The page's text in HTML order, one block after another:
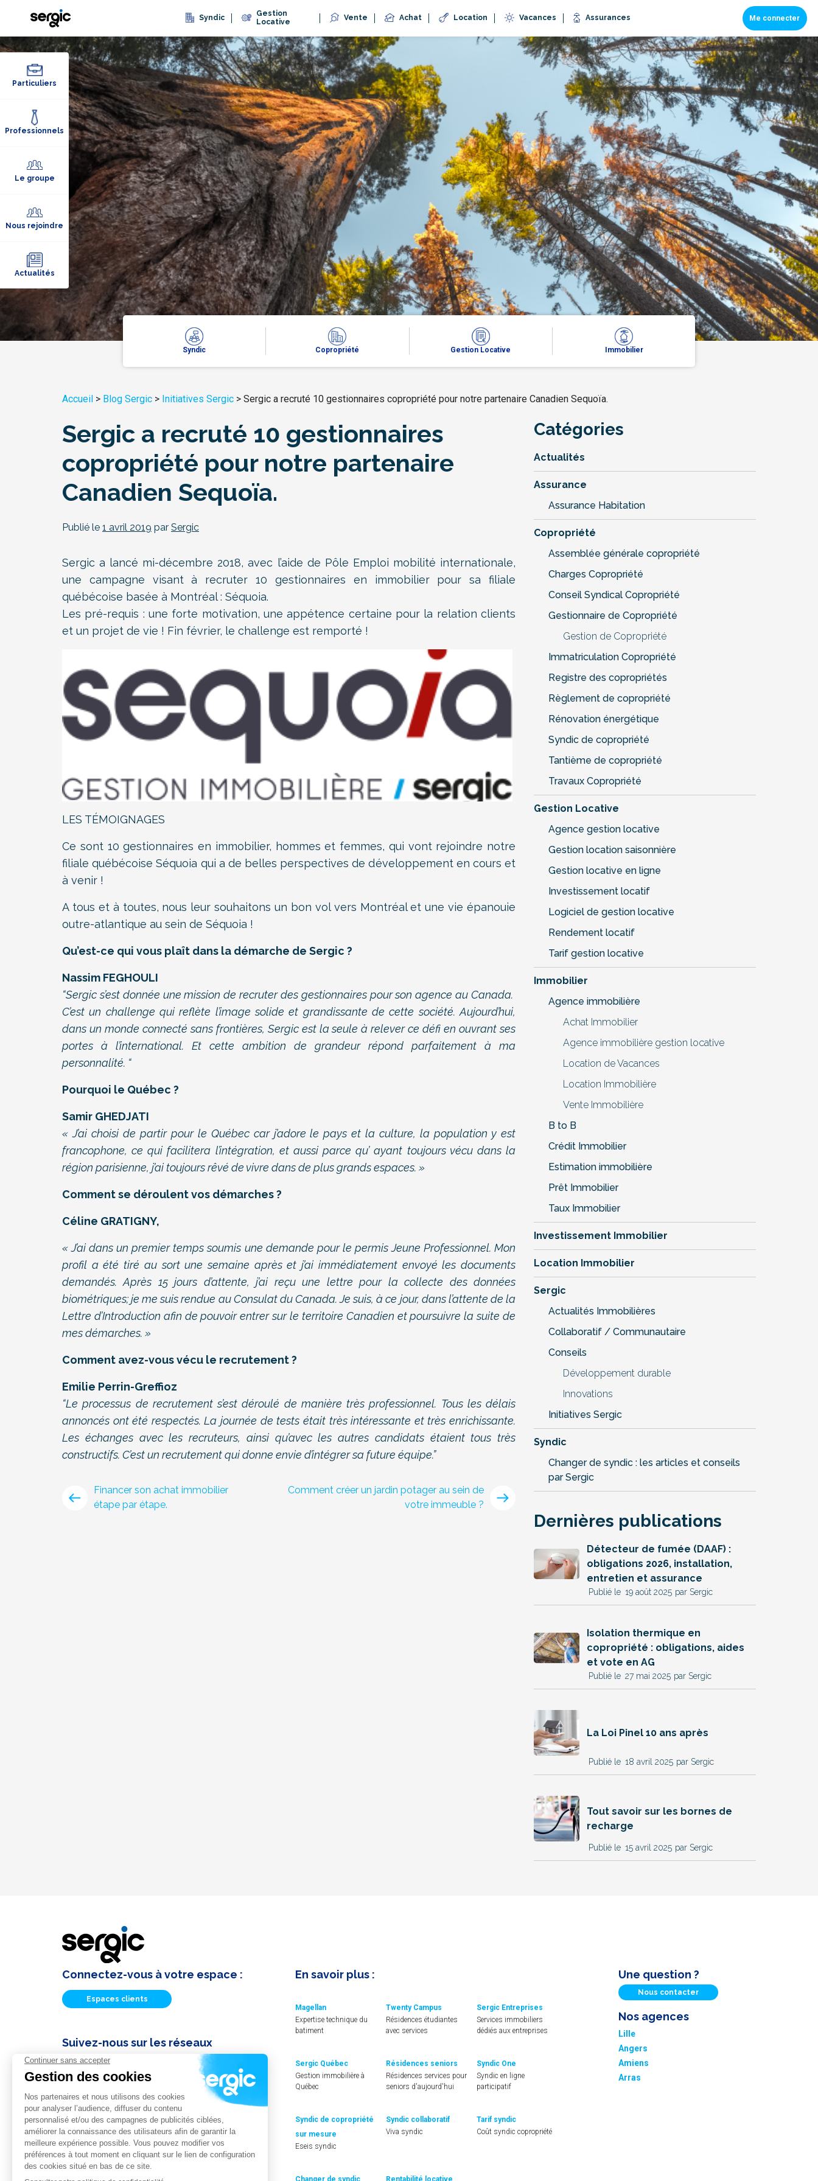
Syndic
Gestion
Locative
Vente Achat Location Vacances Assurances Me connecter
Particuliers
Professionnels
Le groupe
Nous rejoindre
Actualités
Syndic Copropriété Gestion Locative Immobilier
Accueil > Blog Sergic > Initiatives Sergic > Sergic a recruté 10 gestionnaires copropriété pour notre partenaire Canadien Sequoïa.
Sergic a recruté 10 gestionnaires
copropriété pour notre partenaire
Canadien Sequoïa.
Publié le 1 avril 2019 par Sergic
Sergic a lancé mi-décembre 2018, avec l’aide de Pôle Emploi mobilité internationale,
une campagne visant à recruter 10 gestionnaires en immobilier pour sa filiale
québécoise basée à Montréal : Séquoia.
Les pré-requis : une forte motivation, une appétence certaine pour la relation clients
et un projet de vie ! Fin février, le challenge est remporté !
LES TÉMOIGNAGES
Ce sont 10 gestionnaires en immobilier, hommes et femmes, qui vont rejoindre notre
filiale québécoise Séquoia qui a de belles perspectives de développement en cours et
à venir !
A tous et à toutes, nous leur souhaitons un bon vol vers Montréal et une vie épanouie
outre-atlantique au sein de Séquoia !
Qu’est-ce qui vous plaît dans la démarche de Sergic ?
Nassim FEGHOULI
“Sergic s’est donnée une mission de recruter des gestionnaires pour son agence au Canada.
C’est un challenge qui reflète l’image solide et grandissante de cette société. Aujourd’hui,
dans un monde connecté sans frontières, Sergic est la seule à relever ce défi en ouvrant ses
portes à l’international. Et cette ambition de grandeur répond parfaitement à ma
personnalité. “
Pourquoi le Québec ?
Samir GHEDJATI
« J’ai choisi de partir pour le Québec car j’adore le pays et la culture, la population y est
francophone, ce qui facilitera l’intégration, et aussi parce qu’ ayant toujours vécu dansla
région parisienne, j’ai toujours rêvé de vivre dans de plus grands espaces. »
Comment se déroulent vos démarches ?
Céline GRATIGNY,
« J’ai dans un premier temps soumis une demande pour le permis Jeune Professionnel. Mon
profil a été tiré au sort une semaine après et j’ai immédiatement envoyé les documents
demandés. Après 15 jours d’attente, j’ai reçu une lettre pour la collecte des données
biométriques; je me suis rendue au Consulat du Canada. Je suis, à ce jour, dans l’attente de la
Lettre d’Introduction afin de pouvoir entrer sur le territoire Canadien et poursuivre la suite de
mes démarches. »
Comment avez-vous vécu le recrutement ?
Emilie Perrin-Greffioz
“Le processus de recrutement s’est déroulé de manière très professionnel. Tous les délais
annoncés ont été respectés. La journée de tests était très intéressante et très enrichissante.
Les échanges avec les recruteurs, ainsi qu’avec les autres candidats étaient tous très
constructifs. C’est un recrutement qui donne envie d’intégrer sa future équipe.”
Financer son achat immobilier
étape par étape.
Comment créer un jardin potager au sein de
votre immeuble ?
Catégories
Actualités
Assurance
Assurance Habitation
Copropriété
Assemblée générale copropriété
Charges Copropriété
Conseil Syndical Copropriété
Gestionnaire de Copropriété
Gestion de Copropriété
Immatriculation Copropriété
Registre des copropriétés
Règlement de copropriété
Rénovation énergétique
Syndic de copropriété
Tantième de copropriété
Travaux Copropriété
Gestion Locative
Agence gestion locative
Gestion location saisonnière
Gestion locative en ligne
Investissement locatif
Logiciel de gestion locative
Rendement locatif
Tarif gestion locative
Immobilier
Agence immobilière
Achat Immobilier
Agence immobilière gestion locative
Location de Vacances
Location Immobilière
Vente Immobilière
B to B
Crédit Immobilier
Estimation immobilière
Prêt Immobilier
Taux Immobilier
Investissement Immobilier
Location Immobilier
Sergic
Actualités Immobilières
Collaboratif / Communautaire
Conseils
Développement durable
Innovations
Initiatives Sergic
Syndic
Changer de syndic : les articles et conseils
par Sergic
Dernières publications
Détecteur de fumée (DAAF) :
obligations 2026, installation,
entretien et assurance
par Sergic
19 août 2025
Isolation thermique en
copropriété : obligations, aides
et vote en AG
par Sergic
27 mai 2025
La Loi Pinel 10 ans après
par Sergic
18 avril 2025
Tout savoir sur les bornes de
recharge
par Sergic
15 avril 2025
Connectez-vous à votre espace :
Espaces clients
Suivez-nous sur les réseaux
Actualités
En savoir plus :
Magellan
Expertise technique du
batiment
Twenty Campus
Résidences étudiantes
avec services
Sergic Entreprises
Services immobiliers
dédiés aux entreprises
Sergic Québec
Gestion immobilière à
Québec
Résidences seniors
Résidences services pour
seniors d'aujourd'hui
Syndic One
Syndic en ligne
participatif
Syndic de copropriété
sur mesure
Eseis syndic
Syndic collaboratif
Viva syndic
Tarif syndic
Coût syndic copropriété
Changer de syndic Rentabilité locative
Une question ?
Nous contacter
Nos agences
Lille
Angers
Amiens
Arras